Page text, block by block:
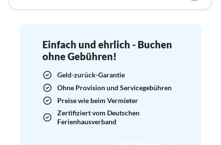
Einfach und ehrlich - Buchen
ohne Gebühren!
Geld-zurück-Garantie
Ohne Provision und Servicegebühren
Preise wie beim Vermieter
Zertifiziert vom Deutschen
Ferienhausverband